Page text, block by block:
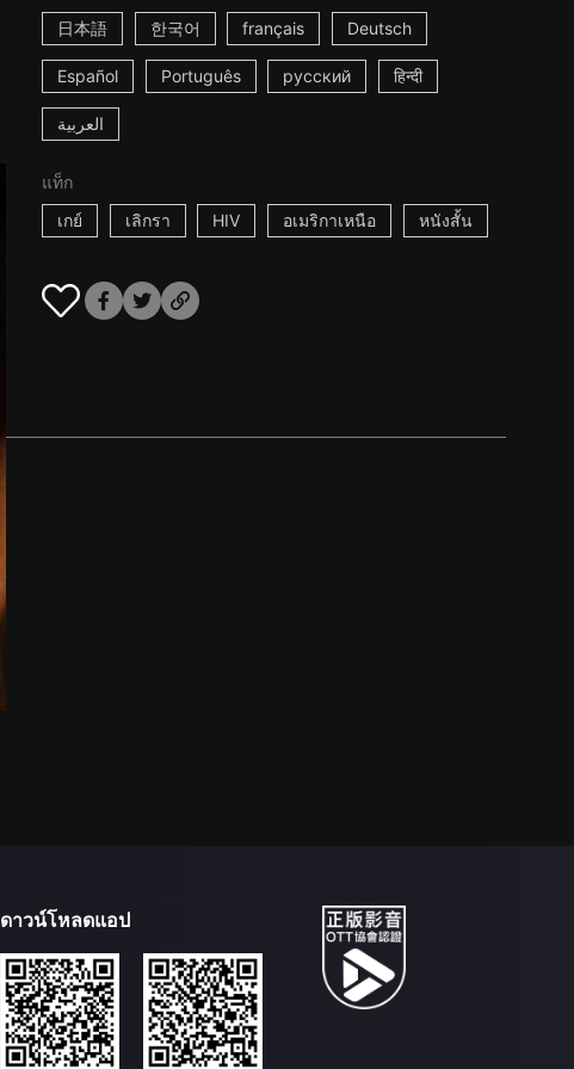
日本語 한국어 français Deutsch
Español Português русский हिन्दी
العربية
แท็ก
เกย์
เลิกรา HIV อเมริกาเหนือ หนังสั้น
ดาวน์โหลดแอป